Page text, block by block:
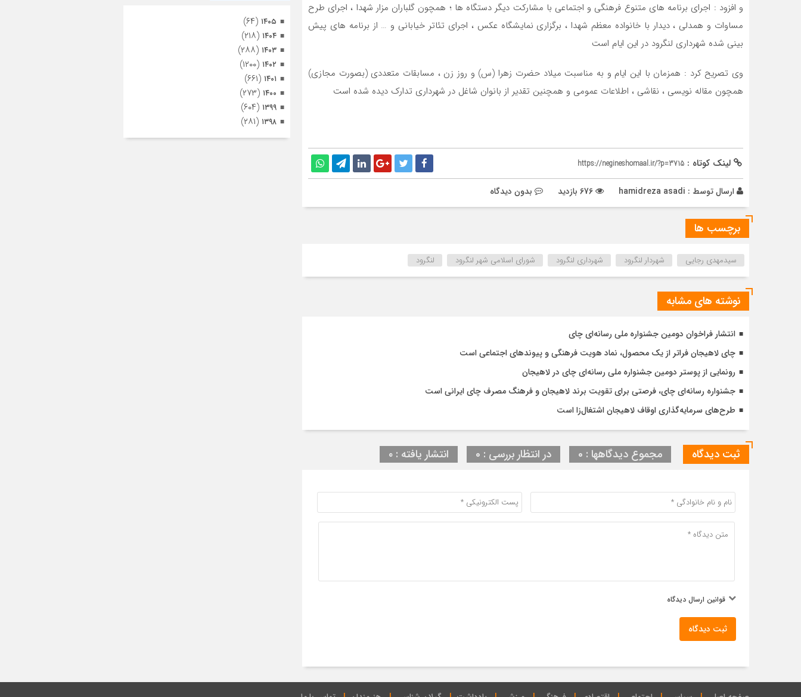
و افزود : اجرای برنامه های متنوع فرهنگی و اجتماعی با مشارکت دیگر دستگاه ها ؛ همچون گلباران مزار شهدا ، اجرای طرح
مساوات و همدلی ، دیدار با خانواده معظم شهدا ، برگزاری نمایشگاه عکس ، اجرای تئاتر خیابانی و … از برنامه های پیش
بینی شده شهرداری لنگرود در این ایام است
وی تصریح کرد : همزمان با این ایام و به مناسبت میلاد حضرت زهرا (س) و روز زن ، مسابقات متعددی (بصورت مجازی)
همچون مقاله نویسی ، نقاشی ، اطلاعات عمومی و همچنین تقدیر از بانوان شاغل در شهرداری تدارک دیده شده است
لینک کوتاه : https://negineshomaal.ir/?p=3715
ارسال توسط : hamidreza asadi بدون دیدگاه
برچسب ها
سیدمهدی رجایی شهردار لنگرود شهرداری لنگرود شورای اسلامی شهر لنگرود لنگرود
نوشته های مشابه
انتشار فراخوان دومین جشنواره ملی رسانه‌ای چای
چای لاهیجان فراتر از یک محصول، نماد هویت فرهنگی و پیوندهای اجتماعی است
رونمایی از پوستر دومین جشنواره ملی رسانه‌ای چای در لاهیجان
جشنواره رسانه‌ای چای، فرصتی برای تقویت برند لاهیجان و فرهنگ مصرف چای ایرانی است
طرح‌های سرمایه‌گذاری اوقاف لاهیجان اشتغال‌زا است
ثبت دیدگاه مجموع دیدگاهها : 0 در انتظار بررسی : 0 انتشار یافته : ۰
قوانین ارسال دیدگاه
ثبت دیدگاه
۱۴۰۵ (۶۴)
۱۴۰۴ (۲۱۸)
۱۴۰۳ (۲۸۸)
۱۴۰۲ (۱۲۰۰)
۱۴۰۱ (۶۶۱)
۱۴۰۰ (۲۷۳)
۱۳۹۹ (۶۰۴)
۱۳۹۸ (۲۸۱)